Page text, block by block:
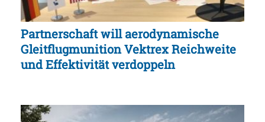
Partnerschaft will aerodynamische
Gleitflugmunition Vektrex Reichweite
und Effektivität verdoppeln